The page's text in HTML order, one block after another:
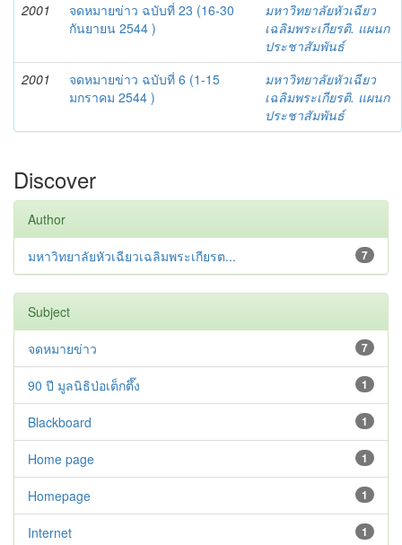
2001
จดหมายข่าว ฉบับที่ 23 (16-30
กันยายน 2544 )
มหาวิทยาลัยหัวเฉียว
เฉลิมพระเกียรติ. แผนก
ประชาสัมพันธ์
2001
จดหมายข่าว ฉบับที่ 6 (1-15
มกราคม 2544 )
มหาวิทยาลัยหัวเฉียว
เฉลิมพระเกียรติ. แผนก
ประชาสัมพันธ์
Discover
Author
7
มหาวิทยาลัยหัวเฉียวเฉลิมพระเกียรต...
Subject
7
จดหมายข่าว
1
90 ปี มูลนิธิป่อเต็กตึ๊ง
1
Blackboard
1
Home page
1
Homepage
1
Internet